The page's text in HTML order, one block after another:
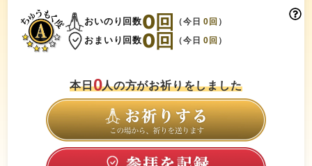
おいのり回数0回 （今日0回 ）
おまいり回数0回 （今日0回 ）
本日0人の方がお祈りをしました